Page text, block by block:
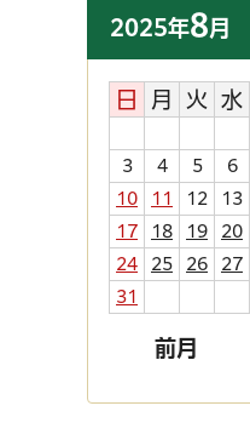
2025年8月
日 月 火 水
3
4 5 6
10
11 12 13
17
18 19 20
24
25 26 27
31
前月